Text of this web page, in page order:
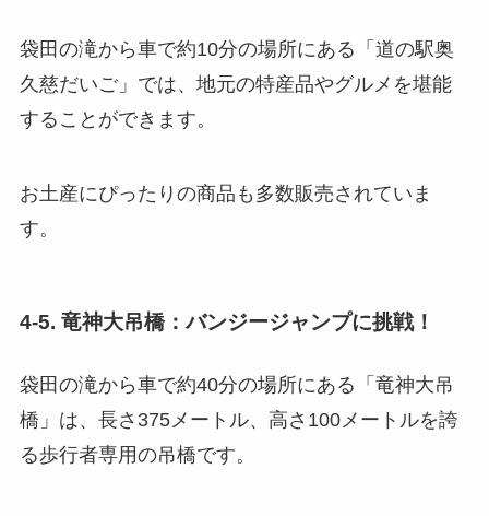
袋田の滝から車で約10分の場所にある「道の駅奥
久慈だいご」では、地元の特産品やグルメを堪能
することができます。
お土産にぴったりの商品も多数販売されていま
す。
4-5. 竜神大吊橋：バンジージャンプに挑戦！
袋田の滝から車で約40分の場所にある「竜神大吊
橋」は、長さ375メートル、高さ100メートルを誇
る歩行者専用の吊橋です。